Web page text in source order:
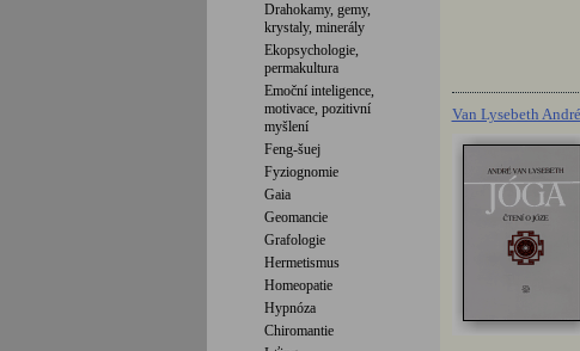
Drahokamy, gemy,
krystaly, minerály
Ekopsychologie,
permakultura
Emoční inteligence,
motivace, pozitivní
myšlení
Feng-šuej
Fyziognomie
Gaia
Geomancie
Grafologie
Hermetismus
Homeopatie
Hypnóza
Chiromantie
Van Lysebeth